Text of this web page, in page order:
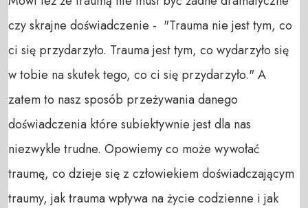
czy skrajne doświadczenie -  "Trauma nie jest tym, co
ci się przydarzyło. Trauma jest tym, co wydarzyło się
w tobie na skutek tego, co ci się przydarzyło." A
zatem to nasz sposób przeżywania danego
doświadczenia które subiektywnie jest dla nas
niezwykle trudne. Opowiemy co może wywołać
traumę, co dzieje się z człowiekiem doświadczającym
traumy, jak trauma wpływa na życie codzienne i jak